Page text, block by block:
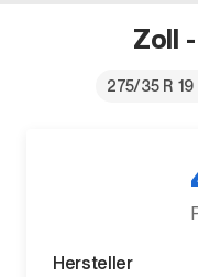
Der neue
Zoll
275/35 R 19
Hersteller